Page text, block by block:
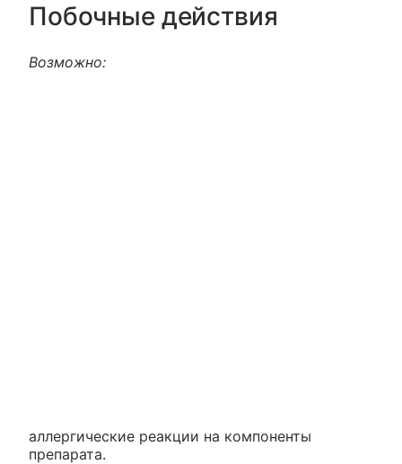
Побочные действия
Возможно:
аллергические реакции на компоненты
препарата.